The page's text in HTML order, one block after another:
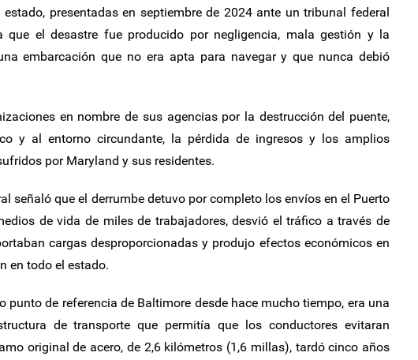
presentadas en septiembre de 2024 ante un tribunal federal
que el desastre fue producido por negligencia, mala gestión y la
embarcación que no era apta para navegar y que nunca debió
en nombre de sus agencias por la destrucción del puente,
y al entorno circundante, la pérdida de ingresos y los amplios
por Maryland y sus residentes.
señaló que el derrumbe detuvo por completo los envíos en el Puerto
de vida de miles de trabajadores, desvió el tráfico a través de
cargas desproporcionadas y produjo efectos económicos en
en todo el estado.
punto de referencia de Baltimore desde hace mucho tiempo, era una
de transporte que permitía que los conductores evitaran
original de acero, de 2,6 kilómetros (1,6 millas), tardó cinco años